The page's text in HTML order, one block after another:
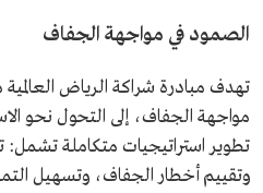
الصمود في مواجهة الجفاف
تهدف مبادرة شراكة الرياض
مواجهة الجفاف، إلى التحول نحو
تطوير استراتيجيات متكاملة تشمل:
وتقييم أخطار الجفاف، وتسهيل